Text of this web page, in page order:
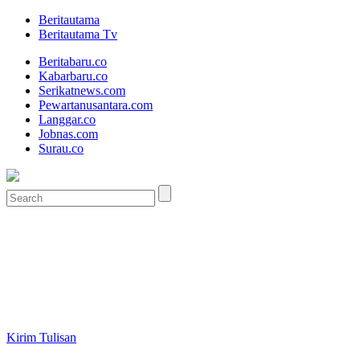
Beritautama
Beritautama Tv
Beritabaru.co
Kabarbaru.co
Serikatnews.com
Pewartanusantara.com
Langgar.co
Jobnas.com
Surau.co
Kirim Tulisan